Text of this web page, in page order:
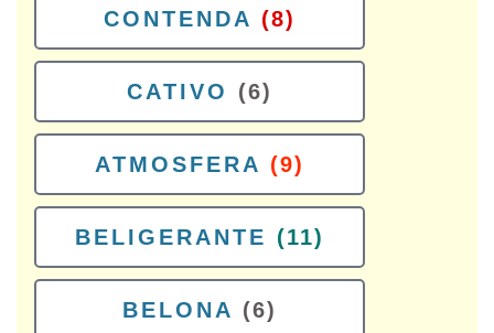
CONTENDA (8)
CATIVO (6)
ATMOSFERA (9)
BELIGERANTE (11)
BELONA (6)